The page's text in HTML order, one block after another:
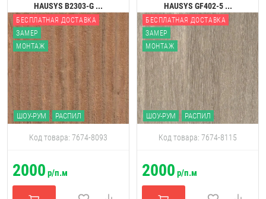
HAUSYS B2303-G ...
БЕСПЛАТНАЯ ДОСТАВКА
ЗАМЕР
МОНТАЖ
ШОУ-РУМ РАСПИЛ
Код товара: 7674-8093
2000 р/п.м
HAUSYS GF402-5 ...
БЕСПЛАТНАЯ ДОСТАВКА
ЗАМЕР
МОНТАЖ
ШОУ-РУМ РАСПИЛ
Код товара: 7674-8115
2000 р/п.м